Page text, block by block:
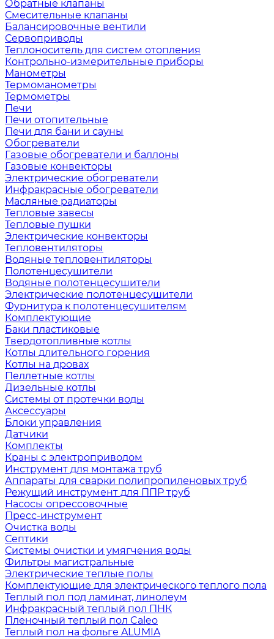
Обратные клапаны
Смесительные клапаны
Балансировочные вентили
Сервоприводы
Теплоноситель для систем отопления
Контрольно-измерительные приборы
Манометры
Термоманометры
Термометры
Печи
Печи отопительные
Печи для бани и сауны
Обогреватели
Газовые обогреватели и баллоны
Газовые конвекторы
Электрические обогреватели
Инфракрасные обогреватели
Масляные радиаторы
Тепловые завесы
Тепловые пушки
Электрические конвекторы
Тепловентиляторы
Водяные тепловентиляторы
Полотенцесушители
Водяные полотенцесушители
Электрические полотенцесушители
Фурнитура к полотенцесушителям
Комплектующие
Баки пластиковые
Твердотопливные котлы
Котлы длительного горения
Котлы на дровах
Пеллетные котлы
Дизельные котлы
Системы от протечки воды
Аксессуары
Блоки управления
Датчики
Комплекты
Краны с электроприводом
Инструмент для монтажа труб
Аппараты для сварки полипропиленовых труб
Режущий инструмент для ППР труб
Насосы опрессовочные
Пресс-инструмент
Очистка воды
Септики
Системы очистки и умягчения воды
Фильтры магистральные
Электрические теплые полы
Комплектующие для электрического теплого пола
Теплый пол под ламинат, линолеум
Инфракрасный теплый пол ПНК
Пленочный теплый пол Caleo
Теплый пол на фольге ALUMIA